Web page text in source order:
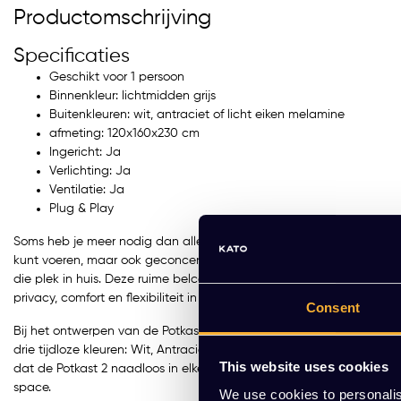
Consent
This website uses cookies
We use cookies to
Productomschrijving
Specificaties
Geschikt voor 1 persoon
Binnenkleur: lichtmidden grijs
Buitenkleuren: wit, antraciet of licht eiken melamine
afmeting: 120x160x230 cm
Ingericht: Ja
Verlichting: Ja
Ventilatie: Ja
Plug & Play
Soms heb je meer nodig dan alleen een plek om in stilte te bellen.
kunt voeren, maar ook geconcentreerd kunt werken, ongeacht de
die plek in huis. Deze ruime belcel, met afmetingen van
privacy, comfort en flexibiliteit in een stijlvol ontwerp.
Bij het ontwerpen van de Potkast 2 is gedacht aan zowel
drie tijdloze kleuren: Wit, Antraciet, of een warme Licht Eiken
dat de Potkast 2 naadloos in elke werkomgeving past, of het nu
space.
Space S standaard
8.799,00 Excl. btw
Incl. btw)